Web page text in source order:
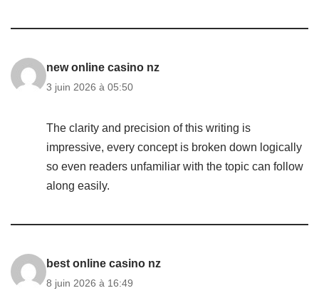
new online casino nz
3 juin 2026 à 05:50
The clarity and precision of this writing is
impressive, every concept is broken down logically
so even readers unfamiliar with the topic can follow
along easily.
best online casino nz
8 juin 2026 à 16:49